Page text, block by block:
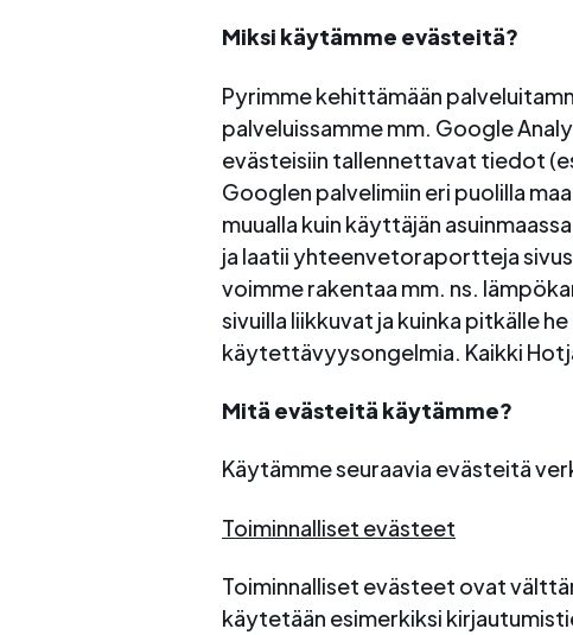
Miksi käytämme evästeitä?
Pyrimme kehittämään
palveluissamme mm. Google
evästeisiin tallennettavat tiedot
Googlen palvelimiin eri puolilla
muualla kuin käyttäjän
ja laatii yhteenvetoraportteja
voimme rakentaa mm. ns.
sivuilla liikkuvat ja kuinka pitkälle
käytettävyysongelmia. Kaikki
Mitä evästeitä käytämme?
Käytämme seuraavia evästeitä
Toiminnalliset evästeet
Toiminnalliset evästeet ovat
käytetään esimerkiksi